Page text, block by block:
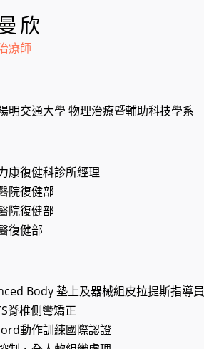
欣
療師
明交通大學 物理治療暨輔助科技學系
康復健科診所經理
院復健部
院復健部
復健部
Body 墊上及器械組皮拉提斯指導員
脊椎側彎矯正
動作訓練國際認證